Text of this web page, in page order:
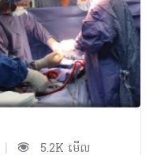
| 5.2K មើល